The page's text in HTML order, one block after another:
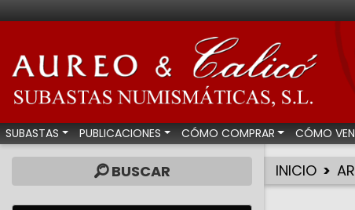
Aureo & Calicó -
SUBASTAS PUBLICACIONES CÓMO COMPRAR CÓMO
BUSCAR INICIO